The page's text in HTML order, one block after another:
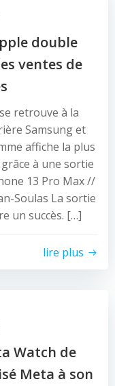
double
ventes de
retrouve à la
Samsung et
affiche la plus
à une sortie
13 Pro Max //
Soulas La sortie
un succès. […]
lire plus
Watch de
Meta à son